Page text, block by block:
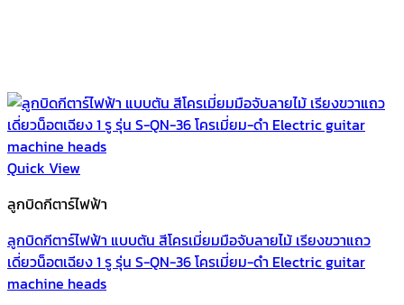
Quick View
ลูกบิดกีตาร์ไฟฟ้า
ลูกบิดกีตาร์ไฟฟ้า แบบตัน สีโครเมี่ยมมือจับลายไม้ เรียงขวาแถว
เดี่ยวน็อตเฉียง 1 รู รุ่น S-QN-36 โครเมี่ยม-ดำ Electric guitar
machine heads